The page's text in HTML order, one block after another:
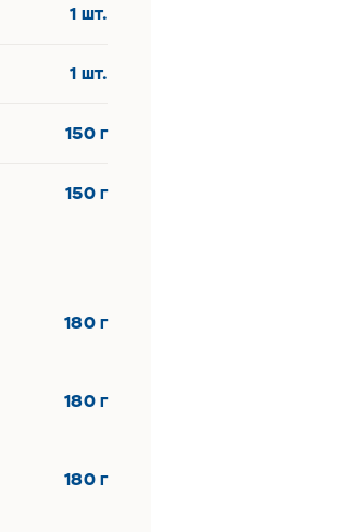
1 шт.
1 шт.
150 г
150 г
180 г
180 г
180 г